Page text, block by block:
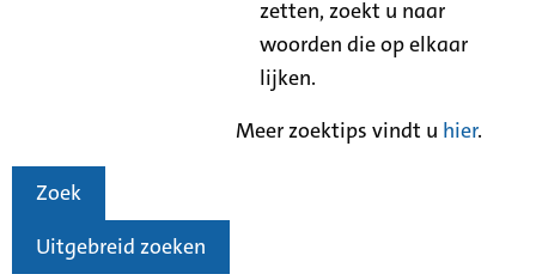
zetten, zoekt u naar
woorden die op elkaar
lijken.
Meer zoektips vindt u hier.
Zoek
Uitgebreid zoeken